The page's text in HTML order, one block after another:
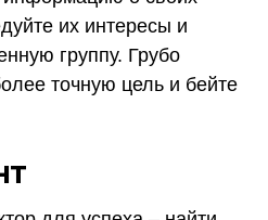
их интересы и
группу. Грубо
точную цель и бейте